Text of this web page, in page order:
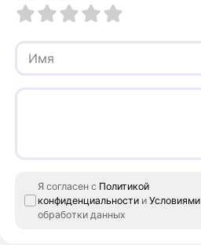
1 из 5 2 из 5 3 из 5 4 из 5 5 из 5
Я согласен с Политикой
конфиденциальности иУсловиями
обработки данных